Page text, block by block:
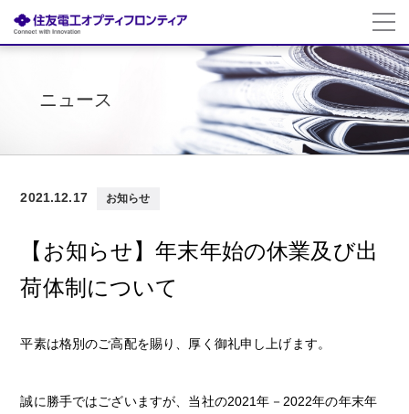
ニュース
2021.12.17 お知らせ
【お知らせ】年末年始の休業及び出
荷体制について
平素は格別のご高配を賜り、厚く御礼申し上げます。
誠に勝手ではございますが、当社の2021年－2022年の年末年